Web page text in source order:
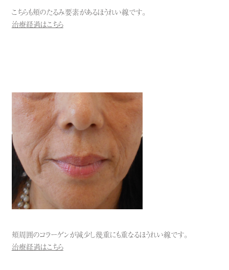
こちらも頬のたるみ要素があるほうれい線です。
治療経過はこちら
頬周囲のコラーゲンが減少し幾重にも重なるほうれい線です。
治療経過はこちら